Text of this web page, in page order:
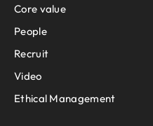
Core value
People
Recruit
Video
Ethical Management